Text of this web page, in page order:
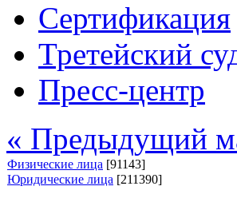
Сертификация
Третейский
Пресс-центр
« Предыдущий
Физические лица [91143]
Юридические лица [211390]